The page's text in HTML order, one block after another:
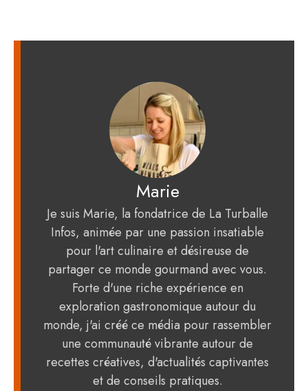
Marie
Je suis Marie, la fondatrice de La Turballe
Infos, animée par une passion insatiable
pour l'art culinaire et désireuse de
partager ce monde gourmand avec vous.
Forte d'une riche expérience en
exploration gastronomique autour du
monde, j'ai créé ce média pour rassembler
une communauté vibrante autour de
recettes créatives, d'actualités captivantes
et de conseils pratiques.